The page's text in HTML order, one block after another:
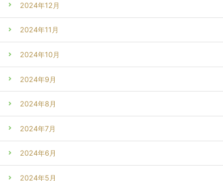
2024年12月
2024年11月
2024年10月
2024年9月
2024年8月
2024年7月
2024年6月
2024年5月